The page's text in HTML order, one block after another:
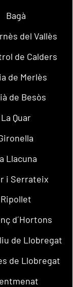
Bagà
del Vallès
de Calders
de Merlès
de Besòs
La Quar
Llacuna
i Serrateix
Ripollet
d´Hortons
de Llobregat
de Llobregat